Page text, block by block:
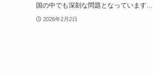
国の中でも深刻な問題となっています...
2026年2月2日